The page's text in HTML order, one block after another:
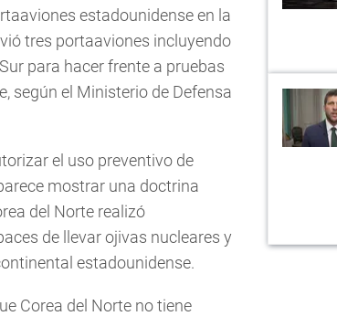
estadounidense en la
tres portaaviones incluyendo
para hacer frente a pruebas
según el Ministerio de Defensa
el uso preventivo de
mostrar una doctrina
del Norte realizó
de llevar ojivas nucleares y
estadounidense.
Corea del Norte no tiene